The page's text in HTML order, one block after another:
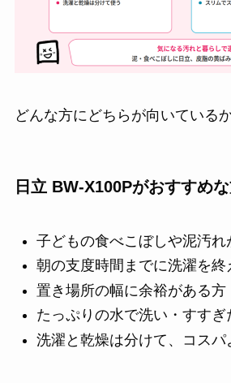
どんな方にどちらが向いている
日立 BW-X100Pがおすすめ
子どもの食べこぼしや泥汚れ
朝の支度時間までに洗濯を終
置き場所の幅に余裕がある方
たっぷりの水で洗い・すすぎ
洗濯と乾燥は分けて、コス